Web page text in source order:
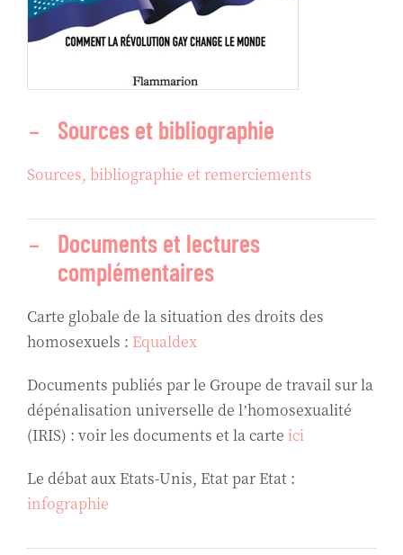
Sources et bibliographie
Sources, bibliographie et remerciements
Documents et lectures
complémentaires
Carte globale de la situation des droits des
homosexuels : Equaldex
Documents publiés par le Groupe de travail sur la
dépénalisation universelle de l’homosexualité
(IRIS) : voir les documents et la carte ici
Le débat aux Etats-Unis, Etat par Etat :
infographie